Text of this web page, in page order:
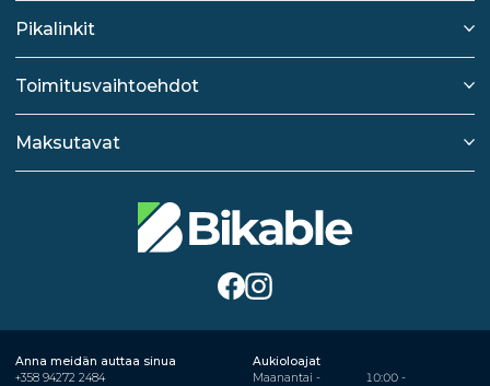
Pikalinkit
Toimitusvaihtoehdot
Maksutavat
Anna meidän auttaa sinua
+358 94272 2484
Aukioloajat
Maanantai -
10:00 -